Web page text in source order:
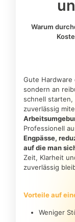
Warum
Gute
sondern an
schnell
zuverlässig
Professionell
Engpässe,
auf die man
Zeit, Klarheit
zuverlässig
Vorteile auf
Weniger